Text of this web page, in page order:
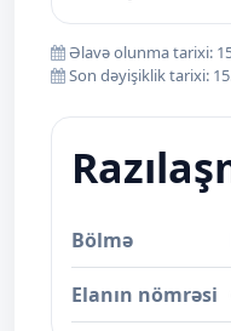
Əlavə olunma tarixi:
Son dəyişiklik tarixi:
Bölmə
Elanın nömrəsi